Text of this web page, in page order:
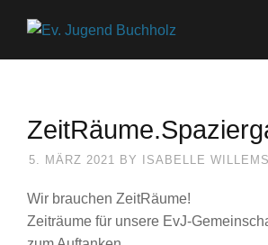
5. MÄRZ 2021 BY ISABELLE
Wir brauchen ZeitRäume!
Zeiträume für unsere EvJ-